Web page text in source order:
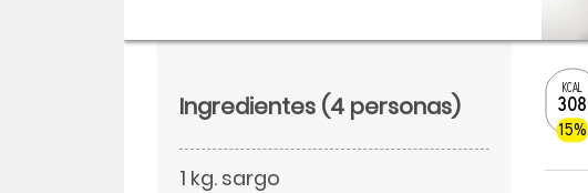
KCAL
308
15%
Ingredientes (4 personas)
1 kg. sargo